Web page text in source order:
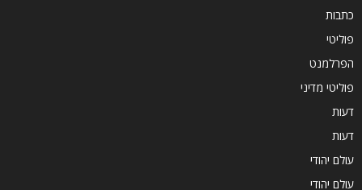
כתבות
פוליטי
הפרלמנט
פוליטי מדיני
דעות
דעות
עולם יהודי
עולם יהודי